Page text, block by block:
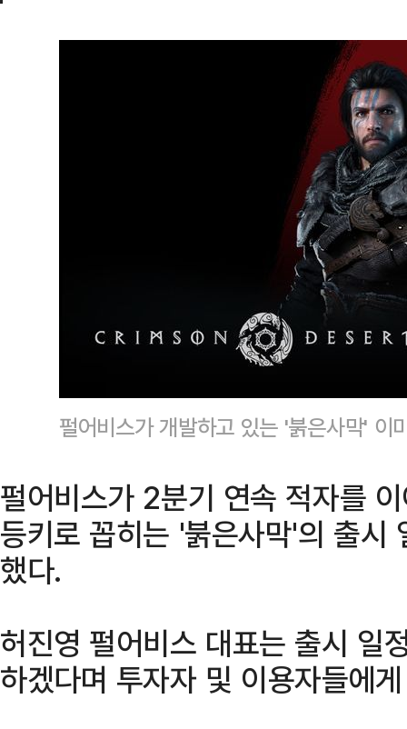
펄어비스가 개발하고 있는 '붉은사막'
펄어비스가 2분기 연속 적자를
등키로 꼽히는 '붉은사막'의 출시
했다.
허진영 펄어비스 대표는 출시 일
하겠다며 투자자 및 이용자들에